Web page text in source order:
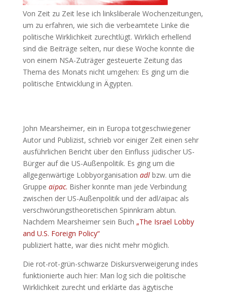
Von Zeit zu Zeit lese ich linksliberale Wochenzeitungen,
um zu erfahren, wie sich die verbeamtete Linke die
politische Wirklichkeit zurechtlügt. Wirklich erhellend
sind die Beiträge selten, nur diese Woche konnte die
von einem NSA-Zuträger gesteuerte Zeitung das
Thema des Monats nicht umgehen: Es ging um die
politische Entwicklung in Ägypten.
John Mearsheimer, ein in Europa totgeschwiegener
Autor und Publizist, schrieb vor einiger Zeit einen sehr
ausführlichen Bericht über den Einfluss jüdischer US-
Bürger auf die US-Außenpolitik. Es ging um die
allgegenwärtige Lobbyorganisation adl bzw. um die
Gruppe aipac. Bisher konnte man jede Verbindung
zwischen der US-Außenpolitik und der adl/aipac als
verschwörungstheoretischen Spinnkram abtun.
Nachdem Mearsheimer sein Buch „The Israel Lobby
and U.S. Foreign Policy“
publiziert hatte, war dies nicht mehr möglich.
Die rot-rot-grün-schwarze Diskursverweigerung indes
funktionierte auch hier: Man log sich die politische
Wirklichkeit zurecht und erklärte das ägytische